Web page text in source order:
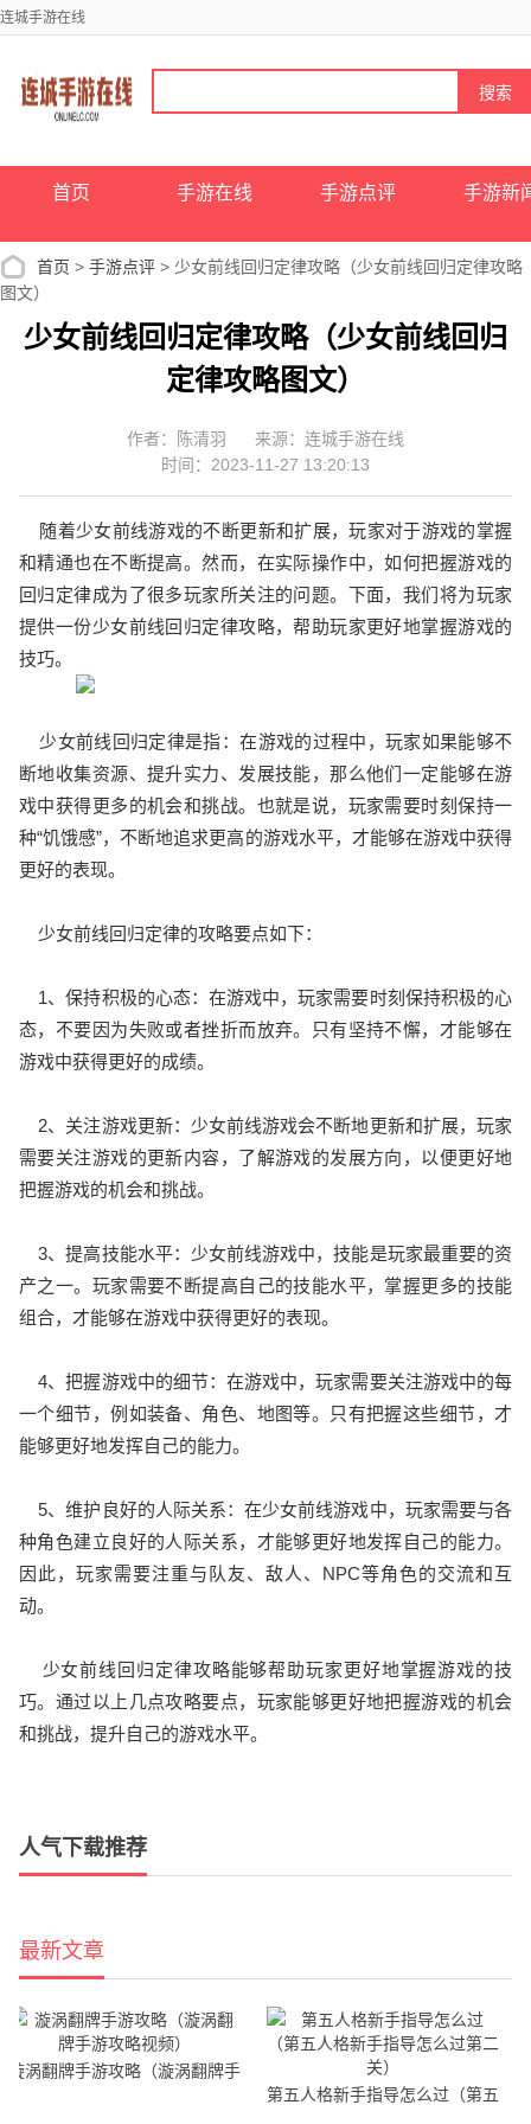
连城手游在线
首页 手游在线 手游点评 手游新
首页 > 手游点评 > 少女前线回归定律攻略（少女前线回归定律攻略
图文）
少女前线回归定律攻略（少女前线回归
定律攻略图文）
作者：陈清羽
来源：连城手游在线
时间：2023-11-27 13:20:13
随着少女前线游戏的不断更新和扩展，玩家对于游戏的掌握
和精通也在不断提高。然而，在实际操作中，如何把握游戏的
回归定律成为了很多玩家所关注的问题。下面，我们将为玩家
提供一份少女前线回归定律攻略，帮助玩家更好地掌握游戏的
技巧。
少女前线回归定律是指：在游戏的过程中，玩家如果能够不
断地收集资源、提升实力、发展技能，那么他们一定能够在游
戏中获得更多的机会和挑战。也就是说，玩家需要时刻保持一
种“饥饿感”，不断地追求更高的游戏水平，才能够在游戏中获得
更好的表现。
少女前线回归定律的攻略要点如下：
1、保持积极的心态：在游戏中，玩家需要时刻保持积极的心
态，不要因为失败或者挫折而放弃。只有坚持不懈，才能够在
游戏中获得更好的成绩。
2、关注游戏更新：少女前线游戏会不断地更新和扩展，玩家
需要关注游戏的更新内容，了解游戏的发展方向，以便更好地
把握游戏的机会和挑战。
3、提高技能水平：少女前线游戏中，技能是玩家最重要的资
产之一。玩家需要不断提高自己的技能水平，掌握更多的技能
组合，才能够在游戏中获得更好的表现。
4、把握游戏中的细节：在游戏中，玩家需要关注游戏中的每
一个细节，例如装备、角色、地图等。只有把握这些细节，才
能够更好地发挥自己的能力。
5、维护良好的人际关系：在少女前线游戏中，玩家需要与各
种角色建立良好的人际关系，才能够更好地发挥自己的能力。
因此，玩家需要注重与队友、敌人、NPC等角色的交流和互
动。
少女前线回归定律攻略能够帮助玩家更好地掌握游戏的技
巧。通过以上几点攻略要点，玩家能够更好地把握游戏的机会
和挑战，提升自己的游戏水平。
人气下载推荐
最新文章
漩涡翻牌手游攻略（漩涡翻牌手
第五人格新手指导怎么过（第五